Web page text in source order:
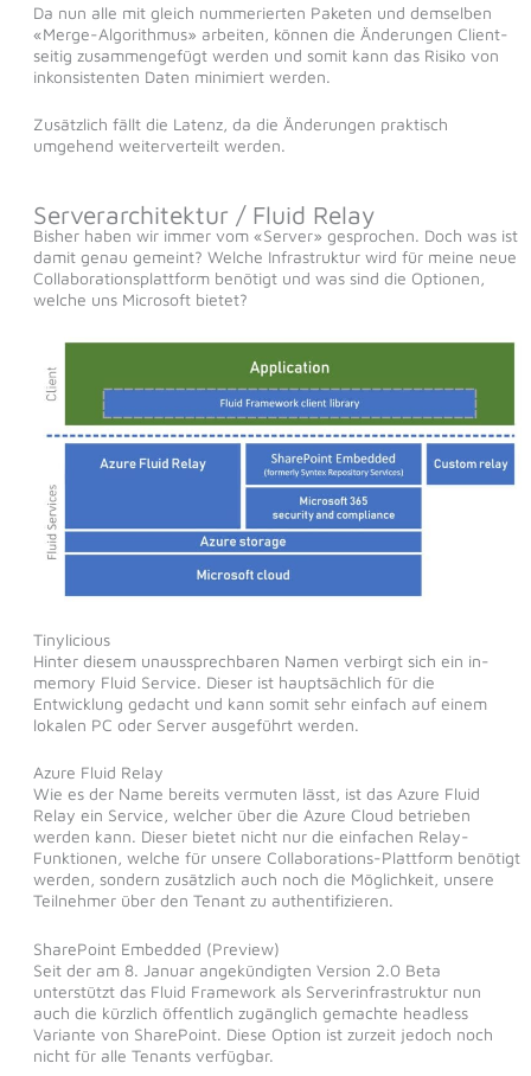
Da nun alle mit gleich nummerierten Paketen und demselben
«Merge-Algorithmus» arbeiten, können die Änderungen Client-
seitig zusammengefügt werden und somit kann das Risiko von
inkonsistenten Daten minimiert werden.
Zusätzlich fällt die Latenz, da die Änderungen praktisch
umgehend weiterverteilt werden.
Serverarchitektur / Fluid Relay
Bisher haben wir immer vom «Server» gesprochen. Doch was ist
damit genau gemeint? Welche Infrastruktur wird für meine neue
Collaborationsplattform benötigt und was sind die Optionen,
welche uns Microsoft bietet?
Tinylicious
Hinter diesem unaussprechbaren Namen verbirgt sich ein in-
memory Fluid Service. Dieser ist hauptsächlich für die
Entwicklung gedacht und kann somit sehr einfach auf einem
lokalen PC oder Server ausgeführt werden.
Azure Fluid Relay
Wie es der Name bereits vermuten lässt, ist das Azure Fluid
Relay ein Service, welcher über die Azure Cloud betrieben
werden kann. Dieser bietet nicht nur die einfachen Relay-
Funktionen, welche für unsere Collaborations-Plattform benötigt
werden, sondern zusätzlich auch noch die Möglichkeit, unsere
Teilnehmer über den Tenant zu authentifizieren.
SharePoint Embedded (Preview)
Seit der am 8. Januar angekündigten Version 2.0 Beta
unterstützt das Fluid Framework als Serverinfrastruktur nun
auch die kürzlich öffentlich zugänglich gemachte headless
Variante von SharePoint. Diese Option ist zurzeit jedoch noch
nicht für alle Tenants verfügbar.